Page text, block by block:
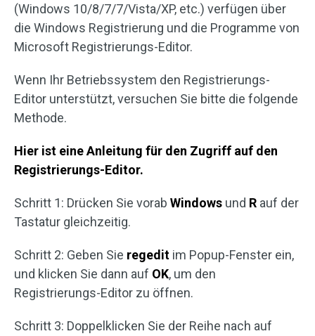
(Windows 10/8/7/7/Vista/XP, etc.) verfügen über
die Windows Registrierung und die Programme von
Microsoft Registrierungs-Editor.
Wenn Ihr Betriebssystem den Registrierungs-
Editor unterstützt, versuchen Sie bitte die folgende
Methode.
Hier ist eine Anleitung für den Zugriff auf den
Registrierungs-Editor.
Schritt 1: Drücken Sie vorab Windows und R auf der
Tastatur gleichzeitig.
Schritt 2: Geben Sie regedit im Popup-Fenster ein,
und klicken Sie dann auf OK, um den
Registrierungs-Editor zu öffnen.
Schritt 3: Doppelklicken Sie der Reihe nach auf